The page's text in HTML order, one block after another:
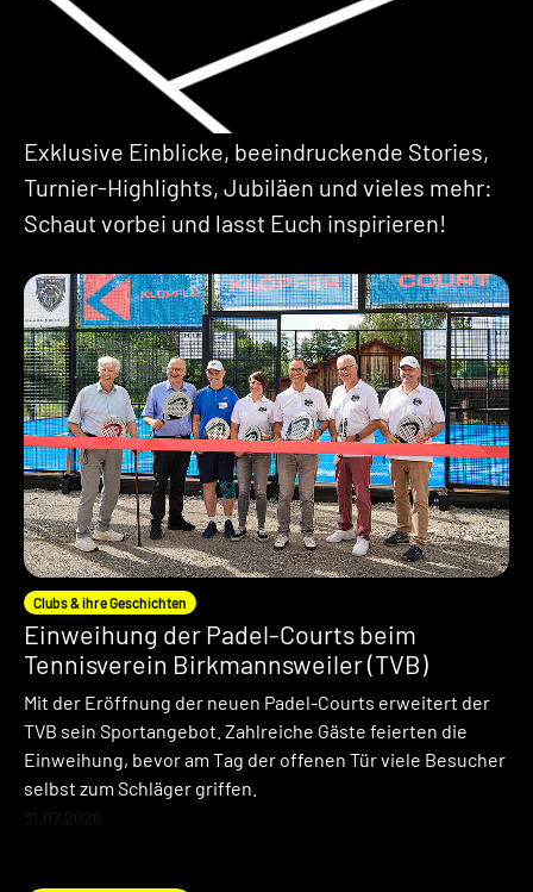
Exklusive Einblicke, beeindruckende Stories,
Turnier-Highlights, Jubiläen und vieles mehr:
Schaut vorbei und lasst Euch inspirieren!
Clubs & ihre Geschichten
Einweihung der Padel-Courts beim
Tennisverein Birkmannsweiler (TVB)
Mit der Eröffnung der neuen Padel-Courts erweitert der
TVB sein Sportangebot. Zahlreiche Gäste feierten die
Einweihung, bevor am Tag der offenen Tür viele Besucher
selbst zum Schläger griffen.
31.07.2026